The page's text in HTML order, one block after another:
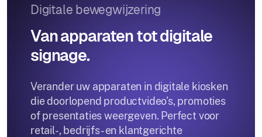
Digitale bewegwijzering
Van apparaten tot digitale
signage.
Verander uw apparaten in digitale kiosken
die doorlopend productvideo's, promoties
of presentaties weergeven. Perfect voor
retail-, bedrijfs- en klantgerichte